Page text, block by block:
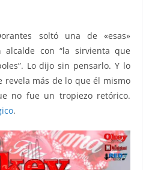
soltó una de «esas»
con “la sirvienta que
Lo dijo sin pensarlo. Y lo
más de lo que él mismo
no fue un tropiezo retórico.
.